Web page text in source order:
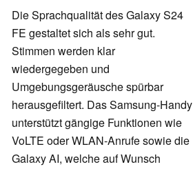
Die Sprachqualität des Galaxy S24
FE gestaltet sich als sehr gut.
Stimmen werden klar
wiedergegeben und
Umgebungsgeräusche spürbar
herausgefiltert. Das Samsung-Handy
unterstützt gängige Funktionen wie
VoLTE oder WLAN-Anrufe sowie die
Galaxy AI, welche auf Wunsch